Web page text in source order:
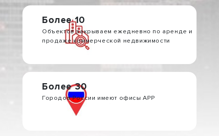
Более 10
Объектов закрываем ежедневно по аренде и
продаже коммерческой недвижимости
Более 30
Городов России имеют офисы АРР